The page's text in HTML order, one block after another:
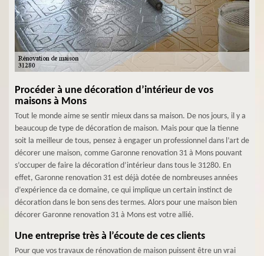
Procéder à une décoration d’intérieur de vos
maisons à Mons
Tout le monde aime se sentir mieux dans sa maison. De nos jours, il y a
beaucoup de type de décoration de maison. Mais pour que la tienne
soit la meilleur de tous, pensez à engager un professionnel dans l’art de
décorer une maison, comme Garonne renovation 31 à Mons pouvant
s’occuper de faire la décoration d’intérieur dans tous le 31280. En
effet, Garonne renovation 31 est déjà dotée de nombreuses années
d’expérience da ce domaine, ce qui implique un certain instinct de
décoration dans le bon sens des termes. Alors pour une maison bien
décorer Garonne renovation 31 à Mons est votre allié.
Une entreprise très à l’écoute de ces clients
Pour que vos travaux de rénovation de maison puissent être un vrai